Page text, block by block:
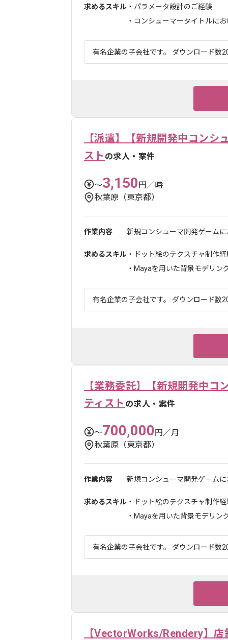
求めるスキル ・パラメータ設計のご経験
・コンシューマータイトルに
有名企業の子会社です。 ダウンロード数
【派遣】【新規開発中コンシ
スト の求人・案件
〜3,150円／時
秋葉原（東京都）
作業内容 新規コンシューマ開発ゲーム
求めるスキル ・ドット絵のテクスチャ制作
・Mayaを用いた背景モデリン
有名企業の子会社です。 ダウンロード数
【業務委託】【新規開発中コ
ティスト の求人・案件
〜700,000円／月
秋葉原（東京都）
作業内容 新規コンシューマ開発ゲーム
求めるスキル ・ドット絵のテクスチャ制作
・Mayaを用いた背景モデリン
有名企業の子会社です。 ダウンロード数
【VectorWorks/Rendery】